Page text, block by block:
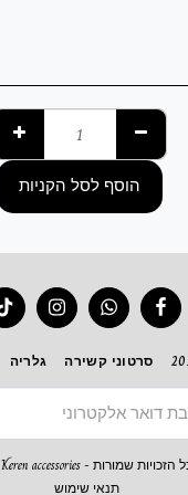
הוסף לסל הקניות
סרטוני קשירה גלריה
Keren accessories כיסויי ראש ושמלות צנועות
תנאי שימוש